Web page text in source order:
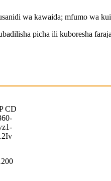
wa kawaida; mfumo wa
picha ili kuboresha
CD